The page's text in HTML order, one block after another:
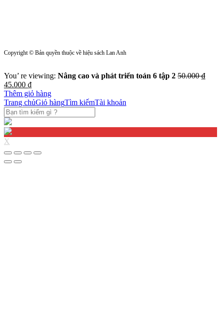
Copyright © Bản quyền thuộc về hiệu sách Lan Anh
You’ re viewing: Nâng cao và phát triển toán 6 tập 2 50.000₫
45.000 ₫
Thêm giỏ hàng
Trang chủGiỏ hàngTìm kiếmTài khoản
X